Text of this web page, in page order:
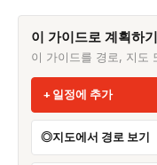
이 가이드로 계획하기
이 가이드를 경로, 지도
일정에 추가
지도에서 경로 보기